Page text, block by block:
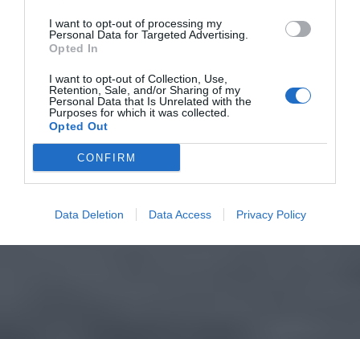
I want to opt-out of processing my
Personal Data for Targeted Advertising.
Opted In
I want to opt-out of Collection, Use,
Retention, Sale, and/or Sharing of my
Personal Data that Is Unrelated with the
Purposes for which it was collected.
Opted Out
CONFIRM
Data Deletion Data Access Privacy Policy